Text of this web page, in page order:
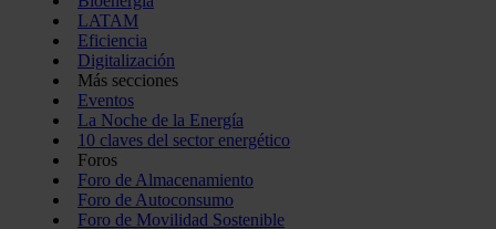
LATAM
Eficiencia
Digitalización
Más secciones
Eventos
La Noche de la Energía
10 claves del sector energético
Foros
Foro de Almacenamiento
Foro de Autoconsumo
Foro de Movilidad Sostenible